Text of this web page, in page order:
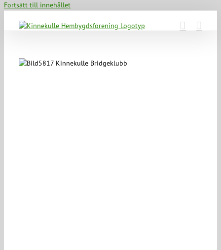
Fortsätt till innehållet